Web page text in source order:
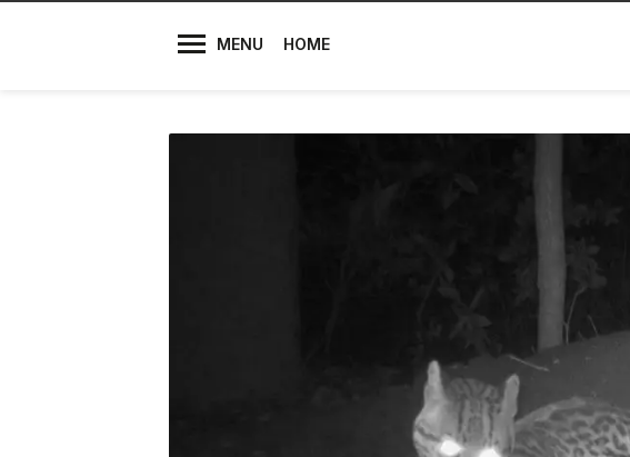
MENU HOME
Diretores